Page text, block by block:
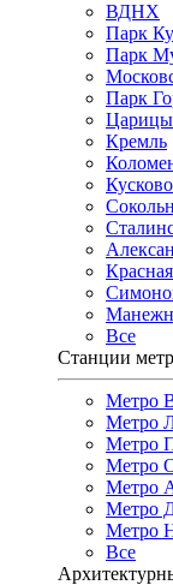
ВДНХ
Парк
Парк
Парк
Кремль
Кусково
Все
Станции
Метро
Метро
Метро
Метро
Метро
Метро
Метро
Все